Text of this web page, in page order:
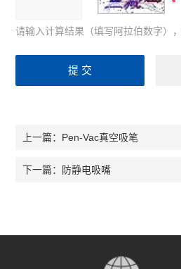
请输入计算结果（填写阿拉伯数字）
上一篇： Pen-Vac真空吸笔
下一篇： 防静电吸嘴